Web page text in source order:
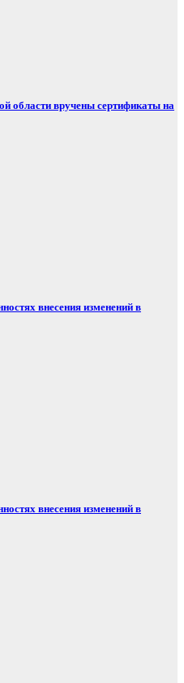
области вручены сертификаты на
внесения изменений в
внесения изменений в